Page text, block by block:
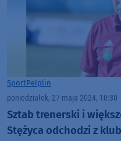
SportPelplin
poniedziałek, 27 maja 2024, 10:30
Sztab trenerski i
Stężyca odchodzi z